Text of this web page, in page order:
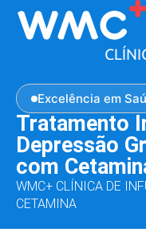
Excelência em
Tratamento
Depressão
com
WMC+ CLÍNICA DE
CETAMINA